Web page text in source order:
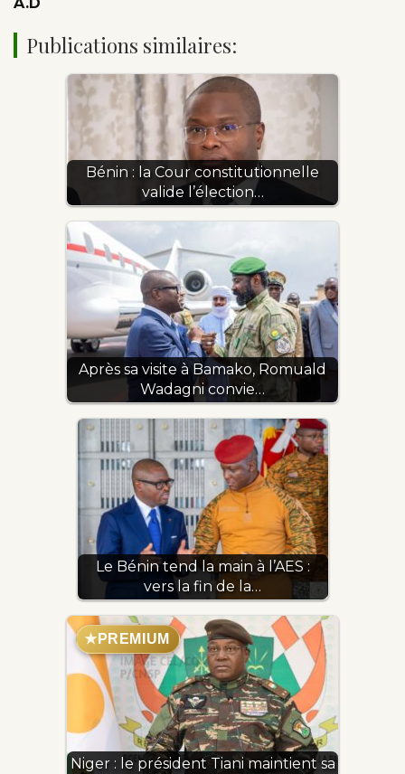
Publications similaires:
Bénin : la Cour constitutionnelle
valide l’élection…
Après sa visite à Bamako, Romuald
Wadagni convie…
Le Bénin tend la main à l’AES :
vers la fin de la…
★PREMIUM
Niger : le président Tiani maintient sa